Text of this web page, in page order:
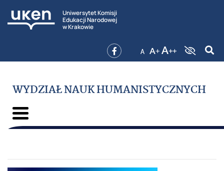
Uniwersytet Komisji
Edukacji Narodowej
w Krakowie
WYDZIAŁ NAUK HUMANISTYCZNYCH